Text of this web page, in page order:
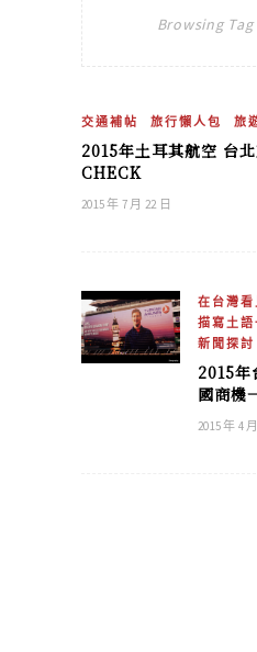
Browsing Tag
交通補帖 旅行懶人包 旅
2015年土耳其航空 台
CHECK
2015 年 7 月 22 日
在台灣
描寫土語
新聞探討
2015年
國商機
2015 年 4